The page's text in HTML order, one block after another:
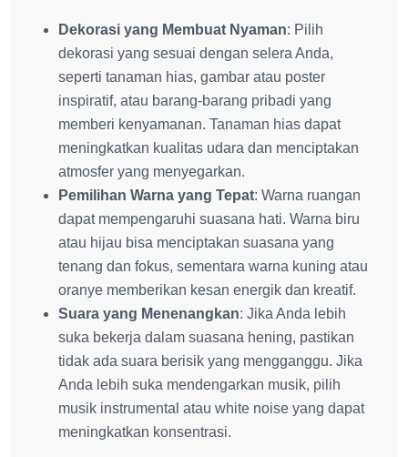
Dekorasi yang Membuat Nyaman: Pilih
dekorasi yang sesuai dengan selera Anda,
seperti tanaman hias, gambar atau poster
inspiratif, atau barang-barang pribadi yang
memberi kenyamanan. Tanaman hias dapat
meningkatkan kualitas udara dan menciptakan
atmosfer yang menyegarkan.
Pemilihan Warna yang Tepat: Warna ruangan
dapat mempengaruhi suasana hati. Warna biru
atau hijau bisa menciptakan suasana yang
tenang dan fokus, sementara warna kuning atau
oranye memberikan kesan energik dan kreatif.
Suara yang Menenangkan: Jika Anda lebih
suka bekerja dalam suasana hening, pastikan
tidak ada suara berisik yang mengganggu. Jika
Anda lebih suka mendengarkan musik, pilih
musik instrumental atau white noise yang dapat
meningkatkan konsentrasi.